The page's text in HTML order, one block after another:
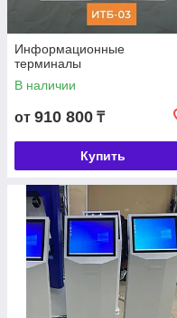
Информационные
терминалы
В наличии
от 910 800 ₸
Купить